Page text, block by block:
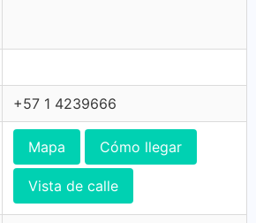
+57 1 4239666
Mapa Cómo llegar
Vista de calle